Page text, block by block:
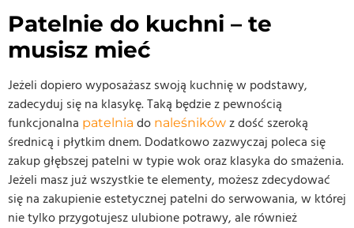
Patelnie do kuchni – te
musisz mieć
Jeżeli dopiero wyposażasz swoją kuchnię w podstawy,
zadecyduj się na klasykę. Taką będzie z pewnością
funkcjonalna patelnia do naleśników z dość szeroką
średnicą i płytkim dnem. Dodatkowo zazwyczaj poleca się
zakup głębszej patelni w typie wok oraz klasyka do smażenia.
Jeżeli masz już wszystkie te elementy, możesz zdecydować
się na zakupienie estetycznej patelni do serwowania, w której
nie tylko przygotujesz ulubione potrawy, ale również